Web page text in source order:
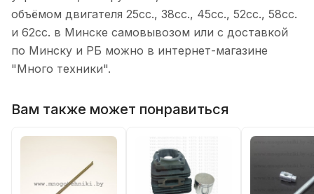
объёмом двигателя 25сс., 38сс., 45сс., 52сс., 58сс.
и 62сс. в Минске самовывозом или с доставкой
по Минску и РБ можно в интернет-магазине
"Много техники".
Вам также может понравиться